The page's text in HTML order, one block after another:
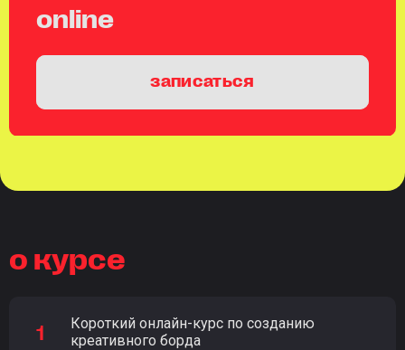
online
записаться
о курсе
Короткий онлайн-курс по созданию
креативного борда